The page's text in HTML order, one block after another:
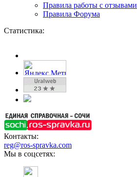
Правила работы с отзывами
Правила Форума
Статистика:
Контакты:
reg@ros-spravka.com
Мы в соцсетях: